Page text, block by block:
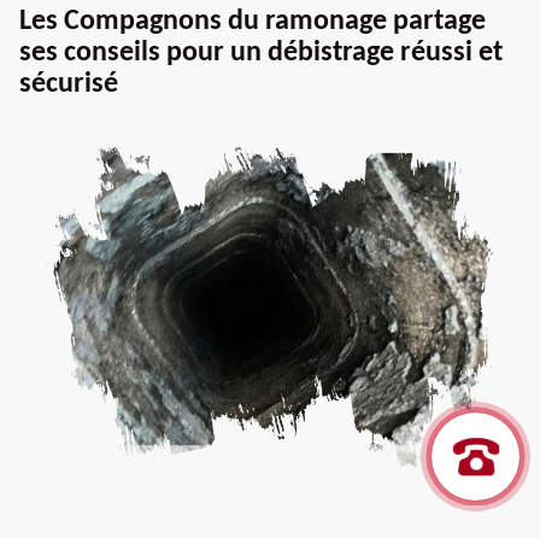
Les Compagnons du ramonage partage
ses conseils pour un débistrage réussi et
sécurisé